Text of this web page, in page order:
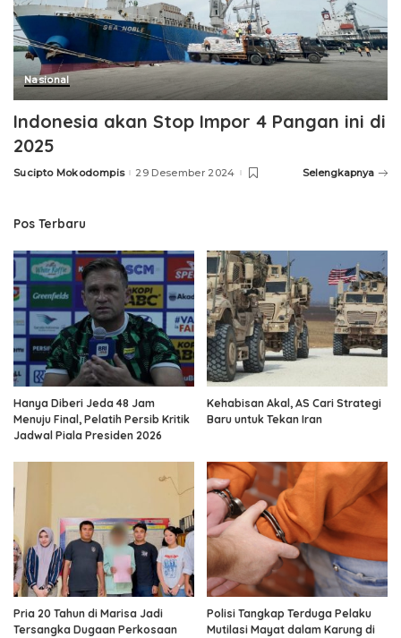
Nasional
Indonesia akan Stop Impor 4 Pangan ini di
2025
Posted
Sucipto Mokodompis 29 Desember 2024 Selengkapnya
Pos Terbaru
Hanya Diberi Jeda 48 Jam
Menuju Final, Pelatih Persib Kritik
Jadwal Piala Presiden 2026
Kehabisan Akal, AS Cari Strategi
Baru untuk Tekan Iran
Pria 20 Tahun di Marisa Jadi
Tersangka Dugaan Perkosaan
Polisi Tangkap Terduga Pelaku
Mutilasi Mayat dalam Karung di